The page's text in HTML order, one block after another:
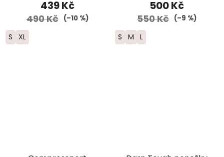
439 Kč
490 Kč (–10 %)
S XL
500 Kč
550 Kč (–9 %)
S M L